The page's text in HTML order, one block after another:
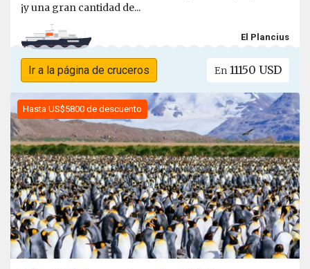
¡y una gran cantidad de...
El Plancius
Ir a la página de cruceros En 11150 USD
Hasta US$5800 de descuento